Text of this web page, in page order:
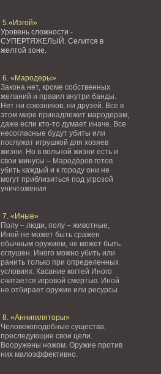
5.«Изгой»
Уровень сложности -
СУПЕРТЯЖЕЛЫЙ. Селится в
желтой зоне.
6. «Мародеры»
Закона нет, кроме собственных
желаний и правил внутри банды.
Нет ни союзников, ни друзей. Все в
этом мире принадлежит мародерам,
даже если кто-то думает иначе. Все
несогласные будут убиты или
послужат игрушкой для хозяев
жизни. Но в вольной жизни есть и
свои минусы – Мародёров готов
убить каждый и к городу они не
могут приблизиться под угрозой
уничтожения
7. «Иные»
Полу – люди, полу – животные,
Иной не может быть сражен
обычным оружием, не может быть
оглушен. Иного можно убить или
ранить только при определенных
условиях. Касание когтей Иного
считается игровой смертью. Иной
не отбирает оружие или ресурсы.
8. «Аннигиляторы»
Человекоподобные существа,
преследующие свои цели.
Вооружены ножом. Оружие против
них малоэффективно.